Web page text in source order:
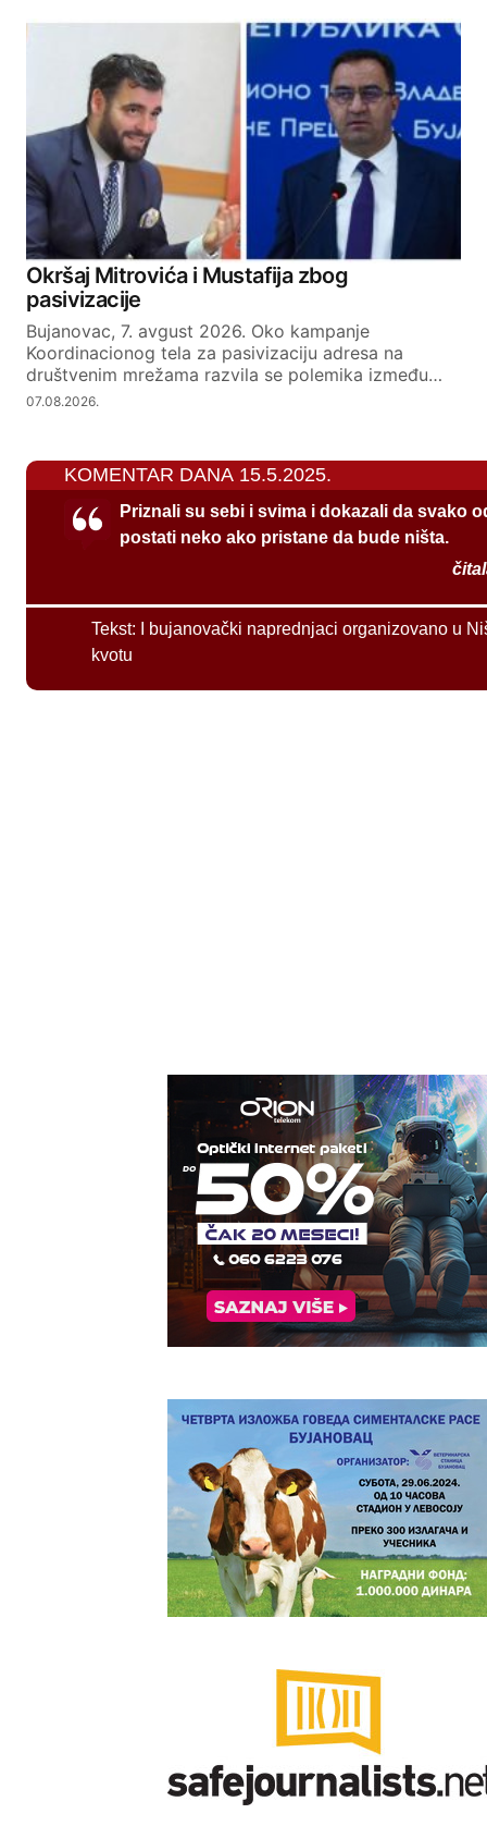
Okršaj Mitrovića i Mustafija zbog
pasivizacije
Bujanovac, 7. avgust 2026. Oko kampanje
Koordinacionog tela za pasivizaciju adresa na
društvenim mrežama razvila se polemika između…
07.08.2026.
KOMENTAR DANA 15.5.2025.
Priznali su sebi i svima i dokazali da svako
postati neko ako pristane da bude ništa.
Tekst:
I bujanovački naprednjaci organizovano u
kvotu